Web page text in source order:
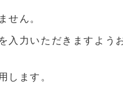
せん。
力いただきますよ
します。